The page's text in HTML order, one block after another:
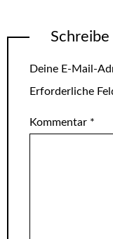
Deine E-Mail-
Erforderliche
Kommentar *